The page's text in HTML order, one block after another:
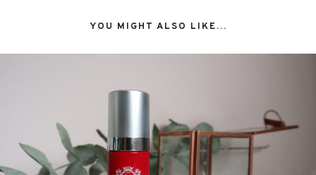
YOU MIGHT ALSO LIKE...